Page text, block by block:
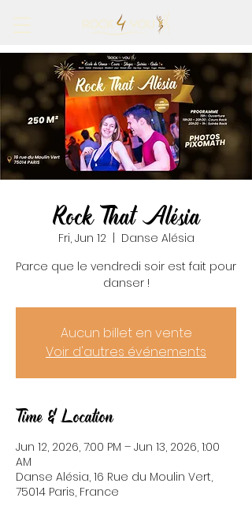
Rock That Alésia
Fri, Jun 12
  |
Danse Alésia
Parce que le vendredi soir est fait pour
danser !
Aucun billet en vente
Voir d'autres événements
Time & Location
Jun 12, 2026, 7:00 PM – Jun 13, 2026, 1:00
AM
Danse Alésia, 16 Rue du Moulin Vert,
75014 Paris, France